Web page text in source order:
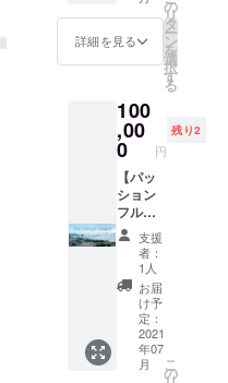
ラス
円） ◎
レモン
やわら
かなス
クラブ
効果を
生み出
し、お
顔を優
しく洗
い上げ
ます。
６）全
国送料
無料
ノン
エッセ
ンス
円）＊
地産
パッ
ション
フルー
ツのエ
キスを
高配合
した就
寝前の
自然由
来成分
100％プ
レミア
ム美容
訳）
パッ
ション
（1,650
円）、
ホー
リーバ
ジル化
粧水
（2,420
円）、
ゲット
ウ化粧
（2,420
円）、
クレン
ジング
ト：
55,150
円相
当】
大隅町
産農薬
不使用
パッ
ション
フルー
ツ規格
外品：B
品、C品
クラス
を20個
（生果
実）
２）
パッ
ション
詳細を見る
の
リ
タ
ー
ン
を
選
択
す
る
100
,00
0 円
残り2
【パッ
ション
フルー
ツ20
個】
【5000
0円の
コース
にオリ
ジナル
コスメ
制作費
支援
者：
1人
お届
け予
定：
2021
年07
月
こ
の